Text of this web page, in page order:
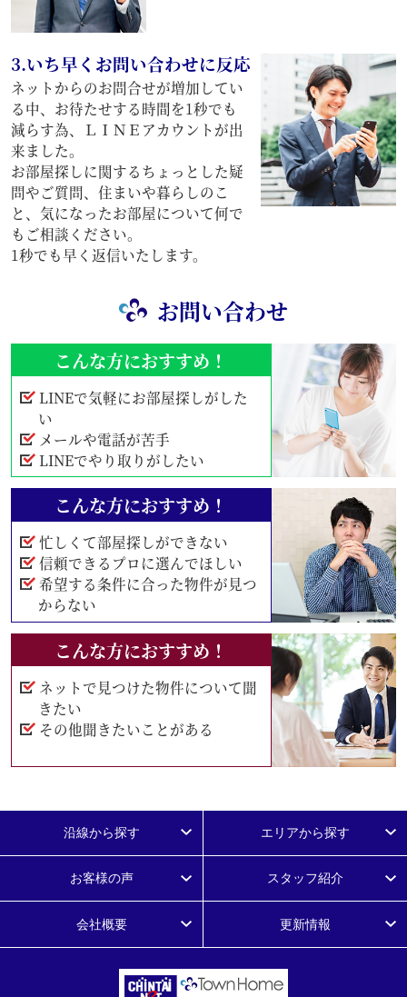
3.いち早くお問い合わせに反応
ネットからのお問合せが増加してい
る中、お待たせする時間を1秒でも
減らす為、ＬＩＮＥアカウントが出
来ました。
お部屋探しに関するちょっとした疑
問やご質問、住まいや暮らしのこ
と、気になったお部屋について何で
もご相談ください。
1秒でも早く返信いたします。
お問い合わせ
こんな方におすすめ！
LINEで気軽にお部屋探しがした
い
メールや電話が苦手
LINEでやり取りがしたい
こんな方におすすめ！
忙しくて部屋探しができない
信頼できるプロに選んでほしい
希望する条件に合った物件が見つ
からない
こんな方におすすめ！
ネットで見つけた物件について聞
きたい
その他聞きたいことがある
沿線から探す エリアから探す
お客様の声 スタッフ紹介
会社概要 更新情報